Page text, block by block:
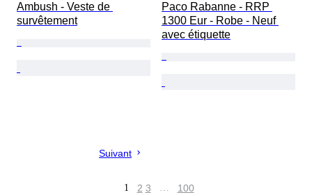
Ambush - Veste de
survêtement
Paco Rabanne - RRP
1300 Eur - Robe - Neuf
avec étiquette
Suivant
1 2 3 … 100